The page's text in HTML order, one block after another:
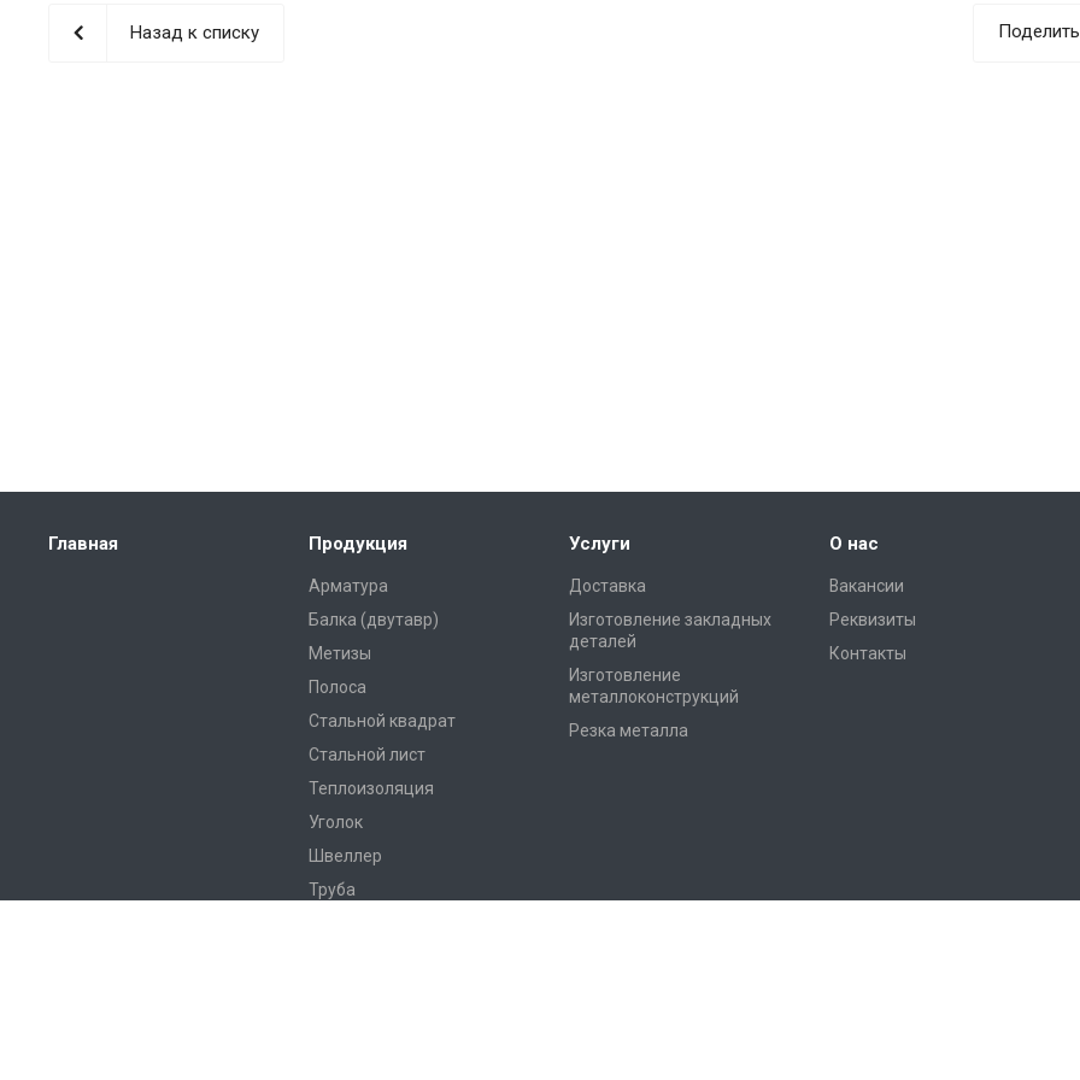
Назад к списку
Главная Продукция
Арматура
Балка (двутавр)
Метизы
Полоса
Стальной квадрат
Стальной лист
Теплоизоляция
Уголок
Швеллер
Труба
Услуги
Доставка
Изготовление закладных
деталей
Изготовление
металлоконструкций
Резка металла
О нас
Вакансии
Реквизиты
Контакты